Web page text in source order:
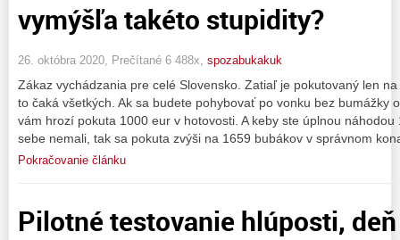
vymýšľa takéto stupidity?
26. októbra 2020, Prečítané 6 488x, spozabukakuk
Zákaz vychádzania pre celé Slovensko. Zatiaľ je pokutovaný len
to čaká všetkých. Ak sa budete pohybovať po vonku bez bumážky
vám hrozí pokuta 1000 eur v hotovosti. A keby ste úplnou
sebe nemali, tak sa pokuta zvýši na 1659 bubákov v správnom
Pokračovanie článku
Pilotné testovanie hlúposti,